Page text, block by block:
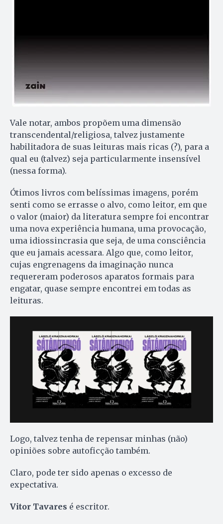
Vale notar, ambos propõem uma dimensão
transcendental/religiosa, talvez justamente
habilitadora de suas leituras mais ricas (?), para a
qual eu (talvez) seja particularmente insensível
(nessa forma).
Ótimos livros com belíssimas imagens, porém
senti como se errasse o alvo, como leitor, em que
o valor (maior) da literatura sempre foi encontrar
uma nova experiência humana, uma provocação,
uma idiossincrasia que seja, de uma consciência
que eu jamais acessara. Algo que, como leitor,
cujas engrenagens da imaginação nunca
requereram poderosos aparatos formais para
engatar, quase sempre encontrei em todas as
leituras.
Logo, talvez tenha de repensar minhas (não)
opiniões sobre autoficção também.
Claro, pode ter sido apenas o excesso de
expectativa.
Vitor Tavares é escritor.